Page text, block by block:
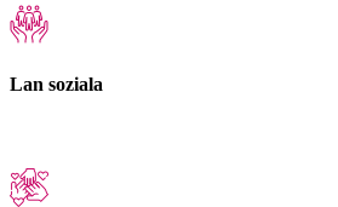
Lan soziala